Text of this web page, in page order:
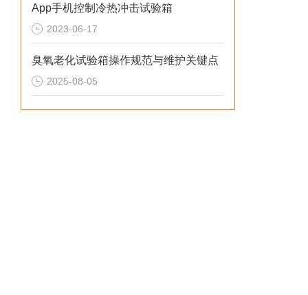
App手机控制冷热冲击试验箱
2023-06-17
臭氧老化试验箱操作规范与维护关键点
2025-08-05